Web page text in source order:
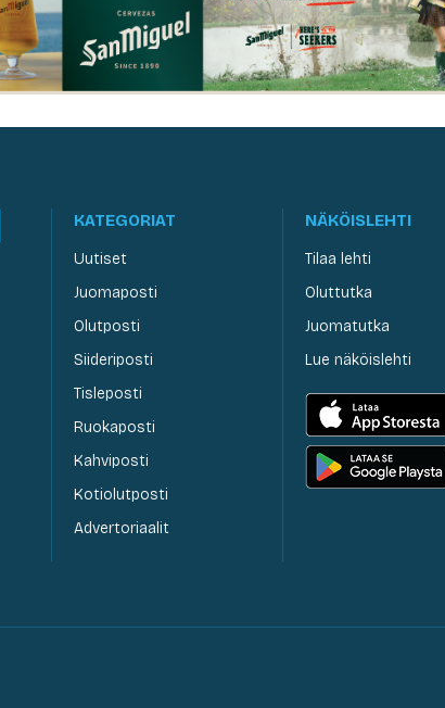
KATEGORIAT
Uutiset
Juomaposti
Olutposti
Siideriposti
Tisleposti
Ruokaposti
Kahviposti
Kotiolutposti
Advertoriaalit
NÄKÖISLEHTI
Tilaa lehti
Oluttutka
Juomatutka
Lue näköislehti